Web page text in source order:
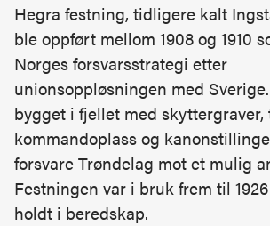
Hegra festning, tidligere kalt
ble oppført mellom 1908 og 1910
Norges forsvarsstrategi etter
unionsoppløsningen med
bygget i fjellet med skyttergraver,
kommandoplass og
forsvare Trøndelag mot et mulig
Festningen var i bruk frem til
holdt i beredskap.